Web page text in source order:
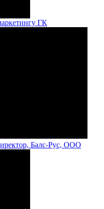
ГК
Балс-Рус, ООО